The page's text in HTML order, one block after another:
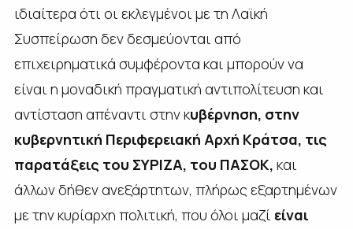
ιδιαίτερα ότι οι εκλεγμένοι με τη Λαϊκή
Συσπείρωση δεν δεσμεύονται από
επιχειρηματικά συμφέροντα και μπορούν να
είναι η μοναδική πραγματική αντιπολίτευση και
αντίσταση απέναντι στην κυβέρνηση, στην
κυβερνητική Περιφερειακή Αρχή Κράτσα, τις
παρατάξεις του ΣΥΡΙΖΑ, του ΠΑΣΟΚ, και
άλλων δήθεν ανεξάρτητων, πλήρως εξαρτημένων
με την κυρίαρχη πολιτική, που όλοι μαζί είναι